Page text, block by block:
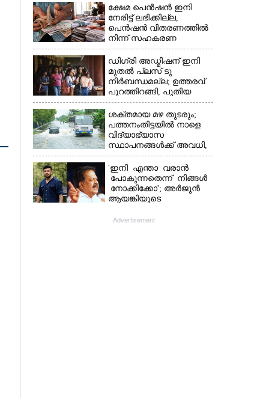
പ്രോജക്ടാണ് അത്'
ക്ഷേമ പെൻഷൻ ഇനി
നേരിട്ട് ലഭിക്കില്ല,​
പെൻഷൻ വിതരണത്തിൽ
നിന്ന് സഹകരണ
ബാങ്കുകളെ ഒഴിവാക്കി
ഡിഗ്രി അഡ്മിഷന് ഇനി
മുതൽ പ്ലസ് ടു
നിർബന്ധമല്ല; ഉത്തരവ്
പുറത്തിറങ്ങി, പുതിയ
മാറ്റങ്ങൾ അറിയാം
ശക്തമായ മഴ തുടരും;
പത്തനംതിട്ടയിൽ നാളെ
വിദ്യാഭ്യാസ
സ്ഥാപനങ്ങൾക്ക് അവധി,​
ജില്ലയിൽ ഇന്ന് റെ‌ഡും
നാളെ ഓറഞ്ചും അലർട്ട്
'ഇനി എന്താ വരാൻ
പോകുന്നതെന്ന് നിങ്ങൾ
നോക്കിക്കോ'; അർജുൻ
ആയങ്കിയുടെ
ചെന്നിത്തല
Advertisement